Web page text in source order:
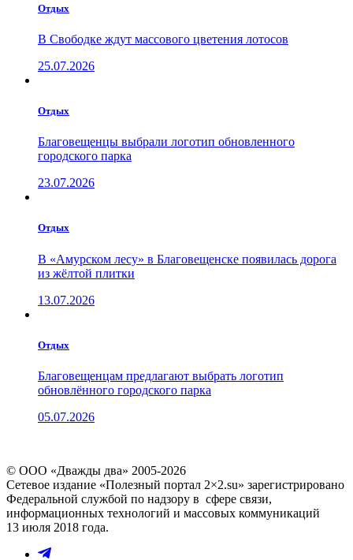
Отдых
В Свободке ждут массового цветения лотосов
25.07.2026
Отдых
Благовещенцы выбрали логотип обновленного
городского парка
23.07.2026
Отдых
В «Амурском лесу» в Благовещенске появилась дорога
из жёлтой плитки
13.07.2026
Отдых
Благовещенцам предлагают выбрать логотип
обновлённого городского парка
05.07.2026
© ООО «Дважды два» 2005-2026
Сетевое издание «Полезный портал 2×2.su» зарегистрировано
Федеральной службой по надзору в сфере связи,
информационных технологий и массовых коммуникаций
13 июля 2018 года.